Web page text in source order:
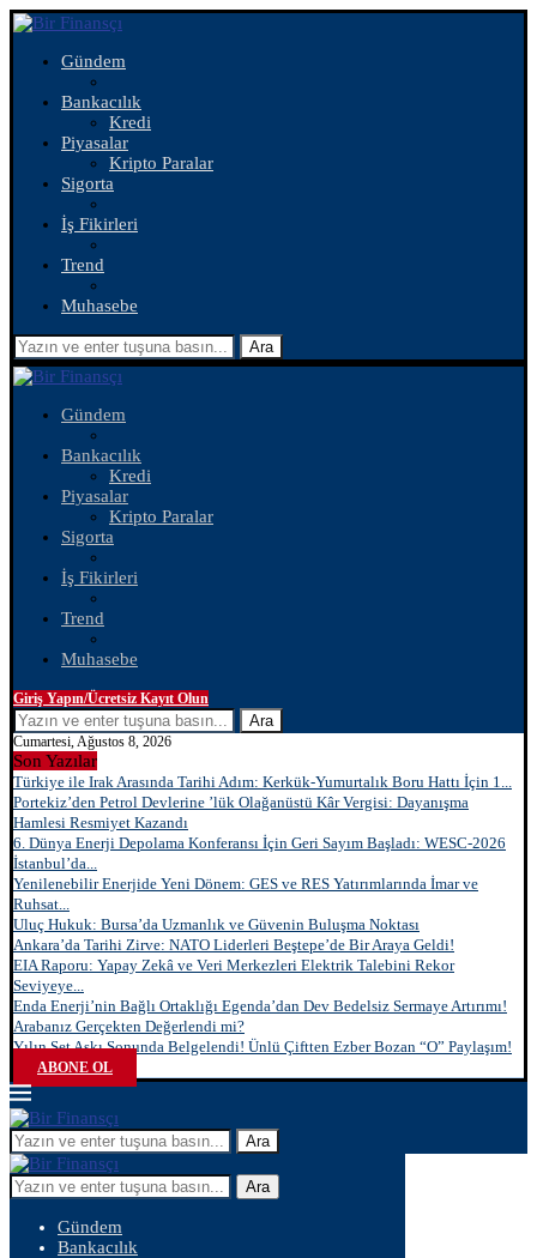
Gündem
Bankacılık
Kredi
Piyasalar
Kripto Paralar
Sigorta
İş Fikirleri
Trend
Muhasebe
Ara
Gündem
Bankacılık
Kredi
Piyasalar
Kripto Paralar
Sigorta
İş Fikirleri
Trend
Muhasebe
Giriş Yapın/Ücretsiz Kayıt Olun
Ara
Cumartesi, Ağustos 8, 2026
Son Yazılar
Türkiye ile Irak Arasında Tarihi Adım: Kerkük-Yumurtalık Boru Hattı İçin 1...
Portekiz’den Petrol Devlerine ’lük Olağanüstü Kâr Vergisi: Dayanışma
Hamlesi Resmiyet Kazandı
6. Dünya Enerji Depolama Konferansı İçin Geri Sayım Başladı: WESC-2026
İstanbul’da...
Yenilenebilir Enerjide Yeni Dönem: GES ve RES Yatırımlarında İmar ve
Ruhsat...
Uluç Hukuk: Bursa’da Uzmanlık ve Güvenin Buluşma Noktası
Ankara’da Tarihi Zirve: NATO Liderleri Beştepe’de Bir Araya Geldi!
EIA Raporu: Yapay Zekâ ve Veri Merkezleri Elektrik Talebini Rekor
Seviyeye...
Enda Enerji’nin Bağlı Ortaklığı Egenda’dan Dev Bedelsiz Sermaye Artırımı!
Arabanız Gerçekten Değerlendi mi?
Yılın Set Aşkı Sonunda Belgelendi! Ünlü Çiftten Ezber Bozan “O” Paylaşım!
ABONE OL
Ara
Ara
Gündem
Bankacılık